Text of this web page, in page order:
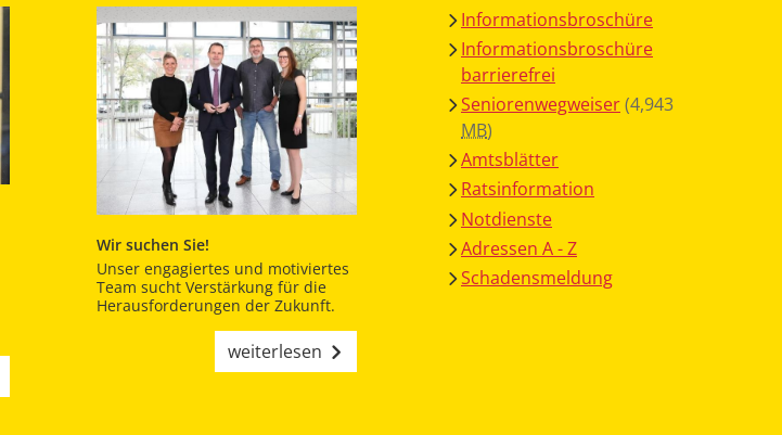
Wir suchen Sie!
Unser engagiertes und motiviertes
Team sucht Verstärkung für die
Herausforderungen der Zukunft.
weiterlesen
Informationsbroschüre
Informationsbroschüre
barrierefrei
Seniorenwegweiser(4,943
MB)
Amtsblätter
Ratsinformation
Notdienste
Adressen A - Z
Schadensmeldung